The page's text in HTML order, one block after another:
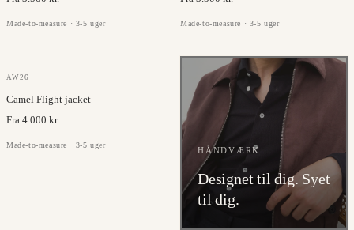
Made-to-measure · 3-5 uger Made-to-measure · 3-5 uger
GAZABA
AW26
Camel Flight jacket
Fra 4.000 kr.
Made-to-measure · 3-5 uger
HÅNDVÆRK
Designet til dig. Syet
til dig.